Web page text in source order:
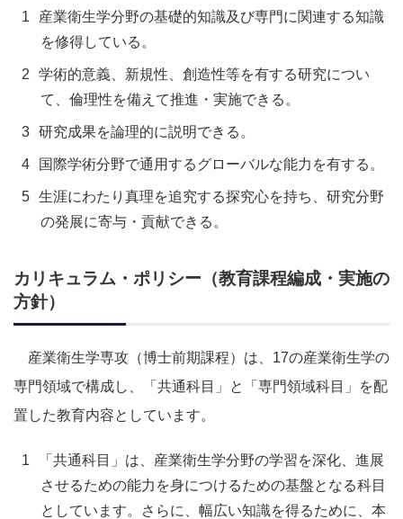
産業衛生学分野の基礎的知識及び専門に関連する知識
を修得している。
学術的意義、新規性、創造性等を有する研究につい
て、倫理性を備えて推進・実施できる。
研究成果を論理的に説明できる。
国際学術分野で通用するグローバルな能力を有する。
生涯にわたり真理を追究する探究心を持ち、研究分野
の発展に寄与・貢献できる。
カリキュラム・ポリシー（教育課程編成・実施の
方針）
産業衛生学専攻（博士前期課程）は、17の産業衛生学の
専門領域で構成し、「共通科目」と「専門領域科目」を配
置した教育内容としています。
「共通科目」は、産業衛生学分野の学習を深化、進展
させるための能力を身につけるための基盤となる科目
としています。さらに、幅広い知識を得るために、本